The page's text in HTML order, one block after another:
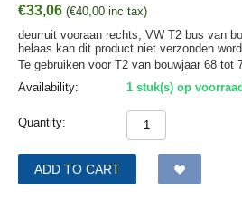
€33,06 (€40,00 inc tax)
deurruit vooraan rechts, VW T2 bus van
helaas kan dit product niet verzonden
Te gebruiken voor T2 van bouwjaar 68 tot
Availability:
1 stuk(s) op voorraad
Quantity:
ADD TO CART